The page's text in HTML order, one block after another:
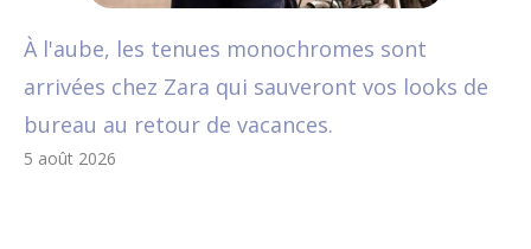
À l'aube, les tenues monochromes sont
arrivées chez Zara qui sauveront vos looks de
bureau au retour de vacances.
5 août 2026